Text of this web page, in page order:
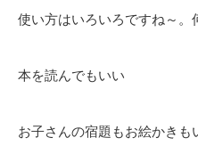
使い方はいろいろですね～。
本を読んでもいい
お子さんの宿題もお絵かきも